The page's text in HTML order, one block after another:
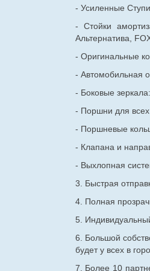
- Усиленные
- Стойки
Альтернатива,
- Оригинальные
- Автомобильная
- Боковые
- Поршни для
- Поршневые
- Клапана и
- Выхлопная
3. Быстрая
4. Полная
5.
6. Большой
будет у всех в
7. Более 10